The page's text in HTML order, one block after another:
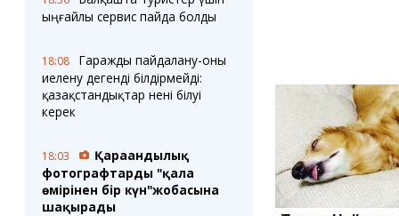
ыңғайлы сервис пайда болды
18:08
Гаражды пайдалану-оны
иелену дегенді білдірмейді:
қазақстандықтар нені білуі
керек
18:03
Қарағандылық
фотографтарды "қала
өмірінен бір күн"жобасына
шақырады